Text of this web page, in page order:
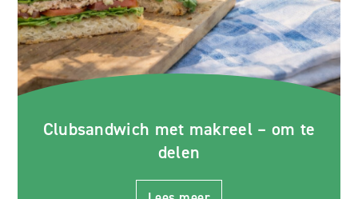
Clubsandwich met makreel – om te
delen